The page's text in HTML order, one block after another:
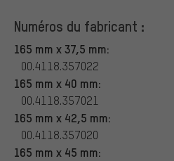
Numéros du fabricant :
165 mm x 37,5 mm:
00.4118.357022
165 mm x 40 mm:
00.4118.357021
165 mm x 42,5 mm:
00.4118.357020
165 mm x 45 mm: